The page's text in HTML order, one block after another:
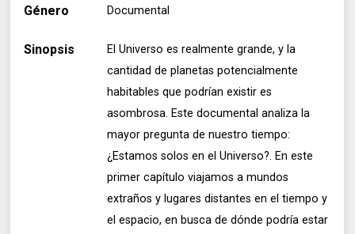
Género Documental
Sinopsis
El Universo es realmente grande, y la
cantidad de planetas potencialmente
habitables que podrían existir es
asombrosa. Este documental analiza la
mayor pregunta de nuestro tiempo:
¿Estamos solos en el Universo?. En este
primer capítulo viajamos a mundos
extraños y lugares distantes en el tiempo y
el espacio, en busca de dónde podría estar